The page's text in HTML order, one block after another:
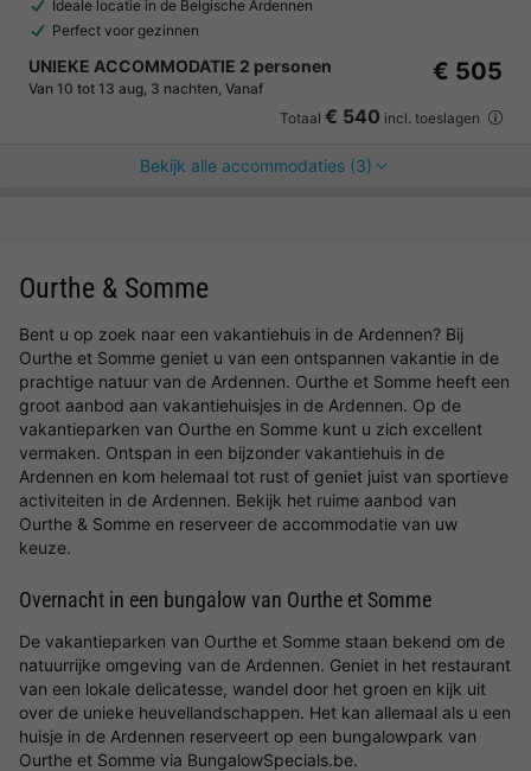
Ideale locatie in de Belgische Ardennen
Perfect voor gezinnen
UNIEKE ACCOMMODATIE 2 personen
Van 10 tot 13 aug, 3 nachten, Vanaf
€ 505
Totaal € 540 incl. toeslagen
Bekijk alle accommodaties (3)
Ourthe & Somme
Bent u op zoek naar een vakantiehuis in de Ardennen? Bij
Ourthe et Somme geniet u van een ontspannen vakantie in de
prachtige natuur van de Ardennen. Ourthe et Somme heeft een
groot aanbod aan vakantiehuisjes in de Ardennen. Op de
vakantieparken van Ourthe en Somme kunt u zich excellent
vermaken. Ontspan in een bijzonder vakantiehuis in de
Ardennen en kom helemaal tot rust of geniet juist van sportieve
activiteiten in de Ardennen. Bekijk het ruime aanbod van
Ourthe & Somme en reserveer de accommodatie van uw
keuze.
Overnacht in een bungalow van Ourthe et Somme
De vakantieparken van Ourthe et Somme staan bekend om de
natuurrijke omgeving van de Ardennen. Geniet in het restaurant
van een lokale delicatesse, wandel door het groen en kijk uit
over de unieke heuvellandschappen. Het kan allemaal als u een
huisje in de Ardennen reserveert op een bungalowpark van
Ourthe et Somme via BungalowSpecials.be.